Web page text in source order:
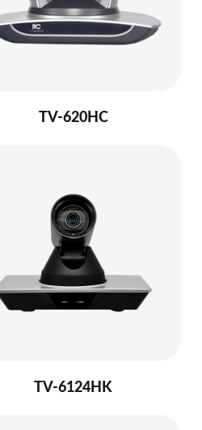
TV-620HC
TV-6124HK